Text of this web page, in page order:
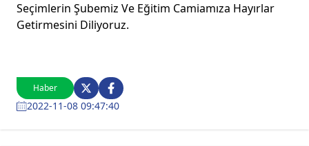
Haber
2022-11-08 09:47:40
Seçimlerin Şubemiz Ve Eğitim Camiamıza Hayırlar
Getirmesini Diliyoruz.